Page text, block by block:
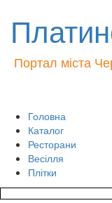
Портал міста
Головна
Каталог
Ресторани
Весілля
Плітки